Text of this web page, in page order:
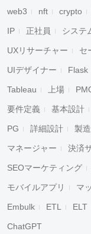
web3 nft crypto
IP 正社員 システ
UXリサーチャー セ
UIデザイナー Flask
Tableau 上場
要件定義 基本設計
PG 詳細設計 製造
マネージャー 決済
SEOマーケティング
モバイルアプリ マ
Embulk ETL ELT
ChatGPT